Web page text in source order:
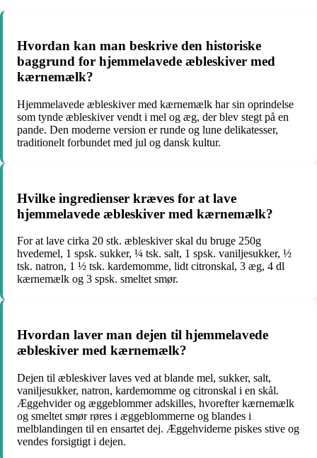
Hvordan kan man beskrive den historiske
baggrund for hjemmelavede æbleskiver med
kærnemælk?
Hjemmelavede æbleskiver med kærnemælk har sin oprindelse
som tynde æbleskiver vendt i mel og æg, der blev stegt på en
pande. Den moderne version er runde og lune delikatesser,
traditionelt forbundet med jul og dansk kultur.
Hvilke ingredienser kræves for at lave
hjemmelavede æbleskiver med kærnemælk?
For at lave cirka 20 stk. æbleskiver skal du bruge 250g
hvedemel, 1 spsk. sukker, ¼ tsk. salt, 1 spsk. vaniljesukker, ½
tsk. natron, 1 ½ tsk. kardemomme, lidt citronskal, 3 æg, 4 dl
kærnemælk og 3 spsk. smeltet smør.
Hvordan laver man dejen til hjemmelavede
æbleskiver med kærnemælk?
Dejen til æbleskiver laves ved at blande mel, sukker, salt,
vaniljesukker, natron, kardemomme og citronskal i en skål.
Æggehvider og æggeblommer adskilles, hvorefter kærnemælk
og smeltet smør røres i æggeblommerne og blandes i
melblandingen til en ensartet dej. Æggehviderne piskes stive og
vendes forsigtigt i dejen.